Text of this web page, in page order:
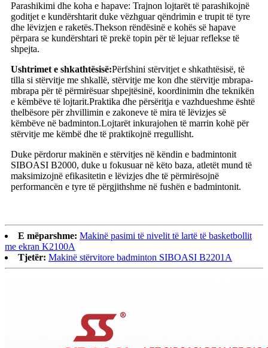
Parashikimi dhe koha e hapave: Trajnon lojtarët të parashikojnë
goditjet e kundërshtarit duke vëzhguar qëndrimin e trupit të tyre
dhe lëvizjen e raketës.Thekson rëndësinë e kohës së hapave
përpara se kundërshtari të prekë topin për të lejuar reflekse të
shpejta.
Ushtrimet e shkathtësisë:Përfshini stërvitjet e shkathtësisë, të
tilla si stërvitje me shkallë, stërvitje me kon dhe stërvitje mbrapa-
mbrapa për të përmirësuar shpejtësinë, koordinimin dhe teknikën
e këmbëve të lojtarit.Praktika dhe përsëritja e vazhdueshme është
thelbësore për zhvillimin e zakoneve të mira të lëvizjes së
këmbëve në badminton.Lojtarët inkurajohen të marrin kohë për
stërvitje me këmbë dhe të praktikojnë rregullisht.
Duke përdorur makinën e stërvitjes në këndin e badmintonit
SIBOASI B2000, duke u fokusuar në këto baza, atletët mund të
maksimizojnë efikasitetin e lëvizjes dhe të përmirësojnë
performancën e tyre të përgjithshme në fushën e badmintonit.
E mëparshme: Makinë pasimi të nivelit të lartë të basketbollit
me ekran K2100A
Tjetër: Makinë stërvitore badminton SIBOASI B2201A